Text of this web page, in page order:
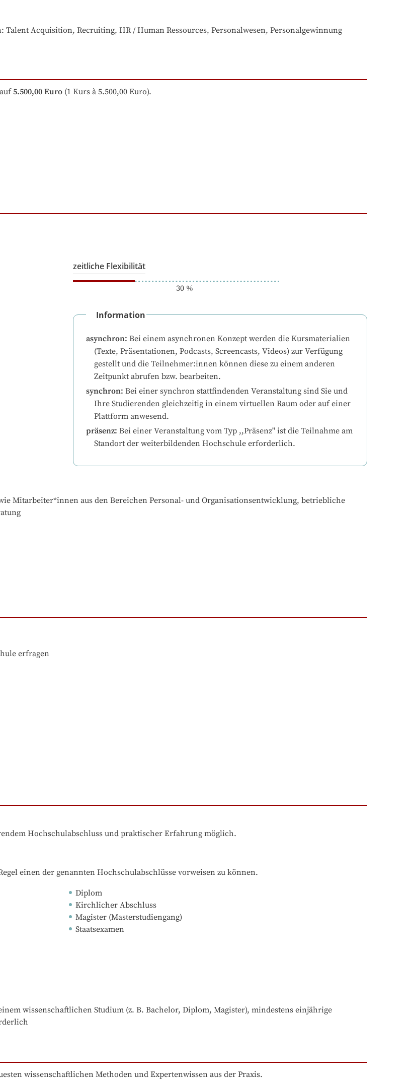
: Talent Acquisition, Recruiting, HR / Human Ressources, Personalwesen, Personalgewinnung
5.500,00 Euro (1 Kurs à 5.500,00 Euro).
zeitliche Flexibilität
30%
Information
asynchron: Bei einem asynchronen Konzept werden die Kursmaterialien
(Texte, Präsentationen, Podcasts, Screencasts, Videos) zur Verfügung
gestellt und die Teilnehmer:innen können diese zu einem anderen
Zeitpunkt abrufen bzw. bearbeiten.
synchron: Bei einer synchron stattfindenden Veranstaltung sind Sie und
Ihre Studierenden gleichzeitig in einem virtuellen Raum oder auf einer
Plattform anwesend.
präsenz: Bei einer Veranstaltung vom Typ ,,Präsenz" ist die Teilnahme am
Standort der weiterbildenden Hochschule erforderlich.
Mitarbeiter*innen aus den Bereichen Personal- und Organisationsentwicklung, betriebliche
erfragen
Hochschulabschluss und praktischer Erfahrung möglich.
einen der genannten Hochschulabschlüsse vorweisen zu können.
Diplom
Kirchlicher Abschluss
Magister (Masterstudiengang)
Staatsexamen
wissenschaftlichen Studium (z. B. Bachelor, Diplom, Magister), mindestens einjährige
wissenschaftlichen Methoden und Expertenwissen aus der Praxis.